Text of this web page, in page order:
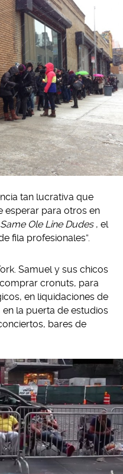
tan lucrativa que
esperar para otros en
Same Ole Line Dudes , el
fila profesionales”.
Samuel y sus chicos
cronuts, para
en liquidaciones de
la puerta de estudios
bares de